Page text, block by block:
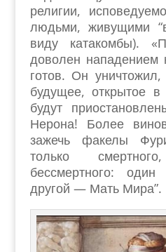
религии,
людьми, живущими
виду катакомбы).
доволен
готов. Он
будущее, открытое
будут
Нерона! Более
зажечь факелы
только
бессмертного:
другой — Мать Мира”.